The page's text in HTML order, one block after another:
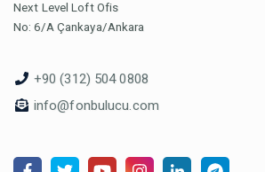
Next Level Loft Ofis
No: 6/A Çankaya/Ankara
+90 (312) 504 0808
info@fonbulucu.com